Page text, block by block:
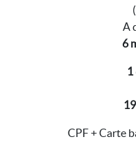
A
6
1
CPF + Carte